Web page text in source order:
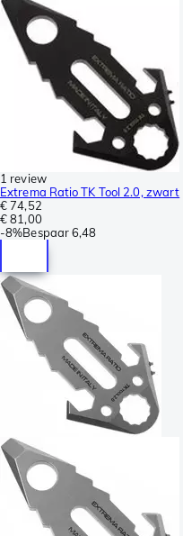
1 review
Extrema Ratio TK Tool 2.0, zwart
€ 74,52
€ 81,00
-8%Bespaar6,48